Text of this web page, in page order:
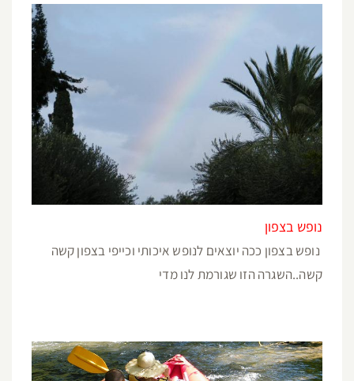
נופש בצפון
נופש בצפון ככה יוצאים לנופש איכותי וכייפי בצפון קשה
קשה..השגרה הזו שגורמת לנו מדי